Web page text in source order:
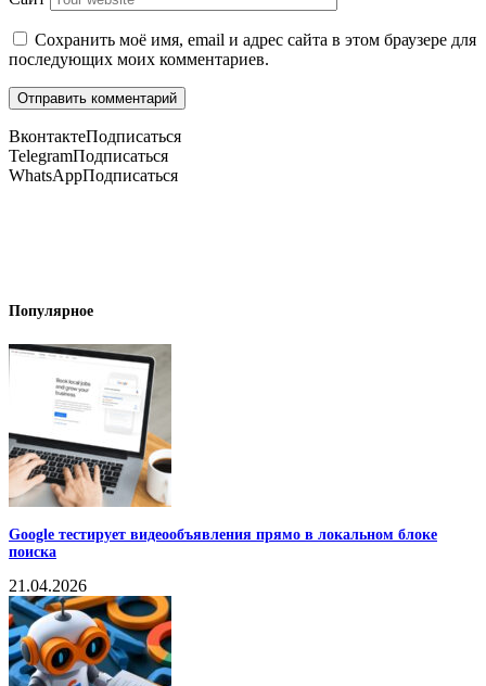
Сохранить моё имя, email и адрес сайта в этом браузере для
последующих моих комментариев.
ВконтактеПодписаться
TelegramПодписаться
WhatsAppПодписаться
Популярное
Google тестирует видеообъявления прямо в локальном блоке
поиска
21.04.2026